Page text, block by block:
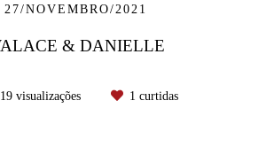
27/NOVEMBRO/2021
& DANIELLE
visualizações 1 curtidas